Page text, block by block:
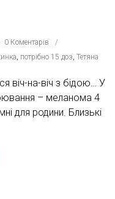
0 Коментарів
, потрібно 15 доз, Тетяна
віч-на-віч з бідою… У
– меланома 4
для родини. Близькі